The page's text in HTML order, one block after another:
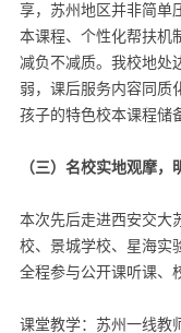
享，苏州地区并非简单
本课程、个性化帮扶机
减负不减质。我校地处
弱，课后服务内容同质
孩子的特色校本课程储
（三）名校实地观摩
本次先后走进西安交大
校、景城学校、星海实
全程参与公开课听课、
课堂教学：苏州一线教